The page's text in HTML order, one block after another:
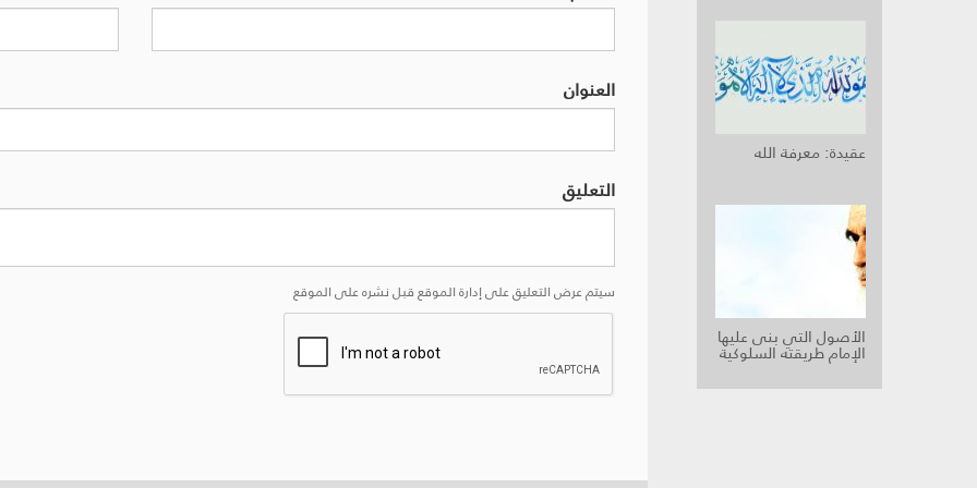
عقيدة: معرفة الله‏
الأصول التي بنى عليها
الإمام طريقته السلوكية
العنوان
التعليق
سيتم عرض التعليق على إدارة الموقع قبل نشره على الموقع